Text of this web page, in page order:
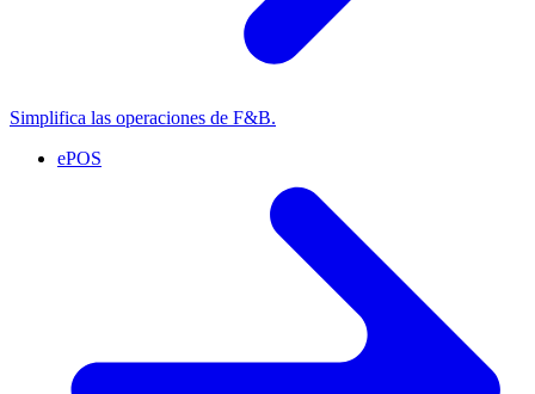
Simplifica las operaciones de F&B.
ePOS